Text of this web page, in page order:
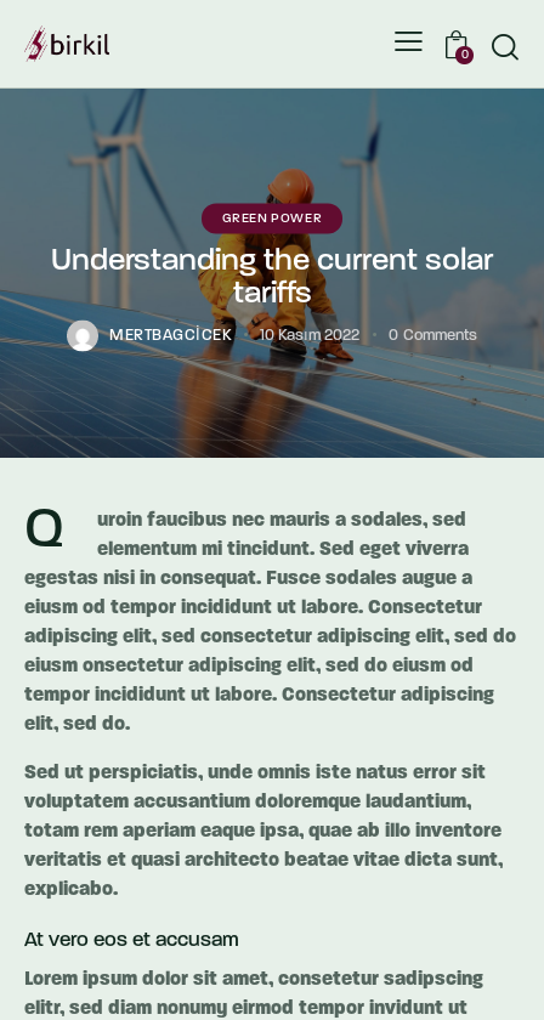
0
GREEN POWER
Understanding the current solar
tariffs
MERTBAGCICEK 10 Kasım 2022 0 Comments
Q
uroin faucibus nec mauris a sodales, sed
elementum mi tincidunt. Sed eget viverra
egestas nisi in consequat. Fusce sodales augue a
eiusm od tempor incididunt ut labore. Consectetur
adipiscing elit, sed consectetur adipiscing elit, sed do
eiusm onsectetur adipiscing elit, sed do eiusm od
tempor incididunt ut labore. Consectetur adipiscing
elit, sed do.
Sed ut perspiciatis, unde omnis iste natus error sit
voluptatem accusantium doloremque laudantium,
totam rem aperiam eaque ipsa, quae ab illo inventore
veritatis et quasi architecto beatae vitae dicta sunt,
explicabo.
At vero eos et accusam
Lorem ipsum dolor sit amet, consetetur sadipscing
elitr, sed diam nonumy eirmod tempor invidunt ut